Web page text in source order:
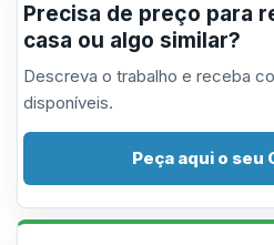
Precisa de preço para
casa ou algo similar?
Descreva o trabalho e receba
disponíveis.
Peça aqui o seu